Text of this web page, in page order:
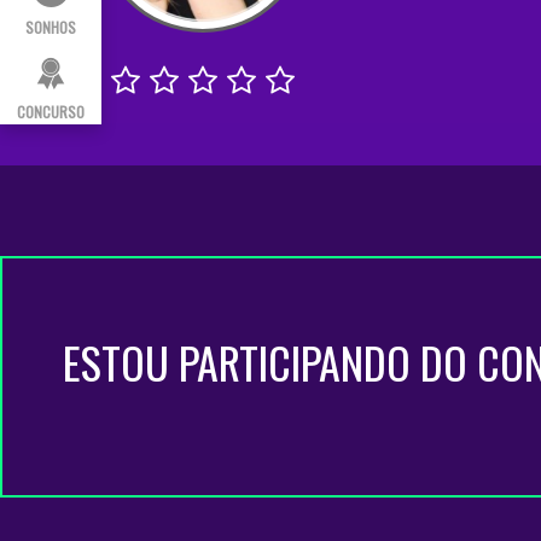
SONHOS
CONCURSO
ESTOU PARTICIPANDO DO